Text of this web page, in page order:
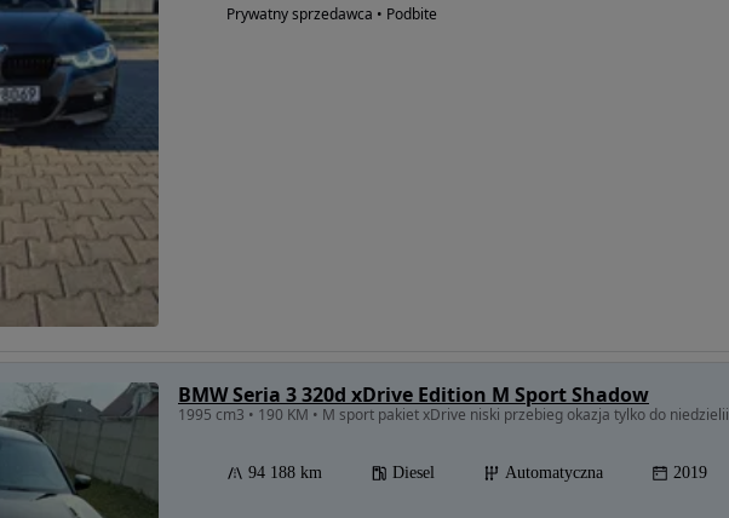
Prywatny sprzedawca • Podbite
BMW Seria 3 320d xDrive Edition M Sport Shadow
1995 cm3 • 190 KM • M sport pakiet xDrive niski przebieg okazja tylko do niedzielii
94 188 km Diesel Automatyczna 2019